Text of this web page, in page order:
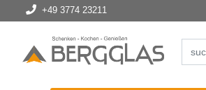
+49 3774 23211